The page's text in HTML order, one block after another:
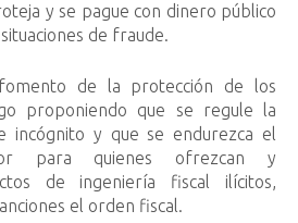
y se pague con dinero público
de fraude.
de la protección de los
proponiendo que se regule la
incógnito y que se endurezca el
para quienes ofrezcan y
de ingeniería fiscal ilícitos,
el orden fiscal.